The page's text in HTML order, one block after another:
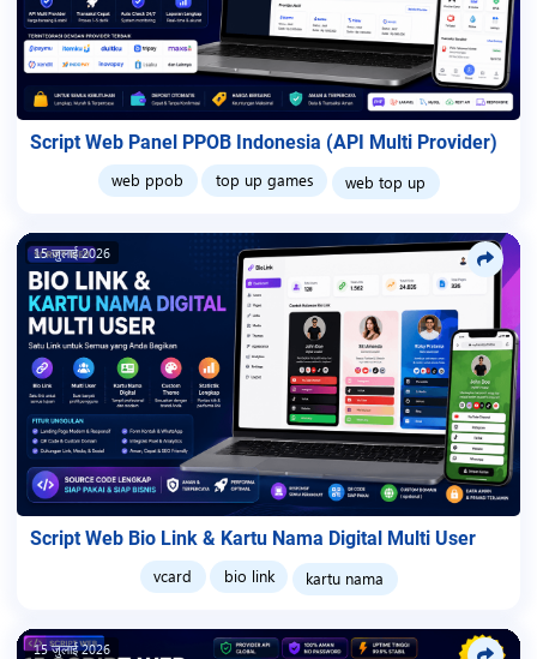
Script Web Panel PPOB Indonesia (API Multi Provider)
web ppob top up games web top up
15 जुलाई 2026
Script Web Bio Link & Kartu Nama Digital Multi User
vcard bio link kartu nama
15 जुलाई 2026